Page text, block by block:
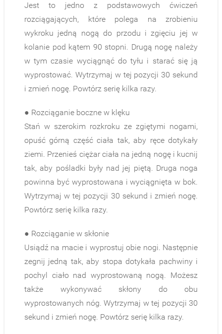
Jest to jedno z podstawowych ćwiczeń
rozciągających, które polega na zrobieniu
wykroku jedną nogą do przodu i zgięciu jej w
kolanie pod kątem 90 stopni. Drugą nogę należy
w tym czasie wyciągnąć do tyłu i starać się ją
wyprostować. Wytrzymaj w tej pozycji 30 sekund
i zmień nogę. Powtórz serię kilka razy.
● Rozciąganie boczne w klęku
Stań w szerokim rozkroku ze zgiętymi nogami,
opuść górną część ciała tak, aby ręce dotykały
ziemi. Przenieś ciężar ciała na jedną nogę i kucnij
tak, aby pośladki były nad jej piętą. Druga noga
powinna być wyprostowana i wyciągnięta w bok.
Wytrzymaj w tej pozycji 30 sekund i zmień nogę.
Powtórz serię kilka razy.
● Rozciąganie w skłonie
Usiądź na macie i wyprostuj obie nogi. Następnie
zegnij jedną tak, aby stopa dotykała pachwiny i
pochyl ciało nad wyprostowaną nogą. Możesz
także wykonywać skłony do obu
wyprostowanych nóg. Wytrzymaj w tej pozycji 30
sekund i zmień nogę. Powtórz serię kilka razy.